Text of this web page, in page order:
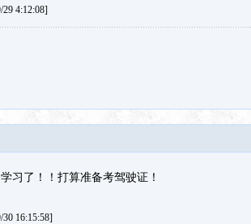
4:12:08]
习了！！打算准备考驾驶证！
16:15:58]